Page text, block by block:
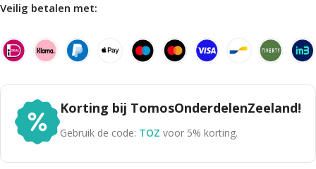
Veilig betalen met:
Korting bij TomosOnderdelenZeeland!
Gebruik de code: TOZ voor 5% korting.